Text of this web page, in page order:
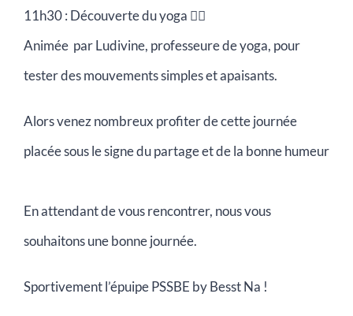
11h30 : Découverte du yoga 🧘‍♀️
Animée par Ludivine, professeure de yoga, pour
tester des mouvements simples et apaisants.
Alors venez nombreux profiter de cette journée
placée sous le signe du partage et de la bonne humeur
En attendant de vous rencontrer, nous vous
souhaitons une bonne journée.
Sportivement l’épuipe PSSBE by Besst Na !